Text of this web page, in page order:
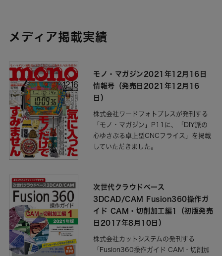
メディア掲載実績
モノ・マガジン2021年12月16日
情報号（発売日2021年12月16
日）
株式会社ワードフォトプレスが発刊する
「モノ・マガジン」P11に、「DIY派の
心ゆさぶる卓上型CNCフライス」を掲載
していただきました。
次世代クラウドベース
3DCAD/CAM Fusion360操作ガ
イド CAM・切削加工編1（初版発売
日2017年8月10日）
株式会社カットシステムの発刊する
「Fusion360操作ガイド CAM・切削加